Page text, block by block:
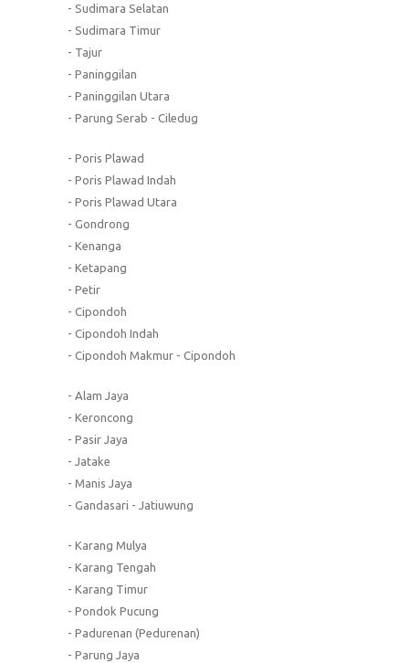
- Sudimara Selatan
- Sudimara Timur
- Tajur
- Paninggilan
- Paninggilan Utara
- Parung Serab - Ciledug
- Poris Plawad
- Poris Plawad Indah
- Poris Plawad Utara
- Gondrong
- Kenanga
- Ketapang
- Petir
- Cipondoh
- Cipondoh Indah
- Cipondoh Makmur - Cipondoh
- Alam Jaya
- Keroncong
- Pasir Jaya
- Jatake
- Manis Jaya
- Gandasari - Jatiuwung
- Karang Mulya
- Karang Tengah
- Karang Timur
- Pondok Pucung
- Padurenan (Pedurenan)
- Parung Jaya